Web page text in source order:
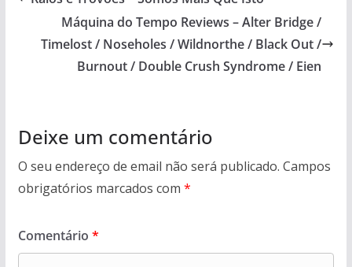
Máquina do Tempo Reviews – Alter Bridge /
Timelost / Noseholes / Wildnorthe / Black Out /
Burnout / Double Crush Syndrome / Eien
Deixe um comentário
O seu endereço de email não será publicado. Campos
obrigatórios marcados com *
Comentário *